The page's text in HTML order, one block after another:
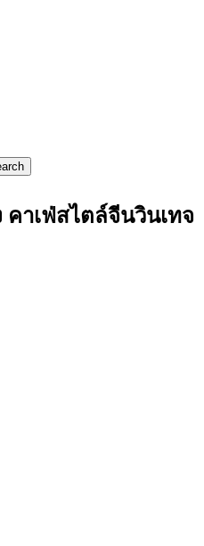
คาเฟ่สไตล์จีนวินเทจ